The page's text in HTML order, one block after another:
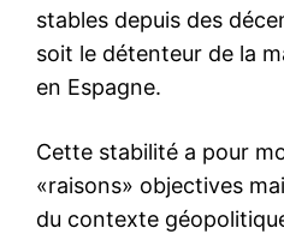
stables depuis des
soit le détenteur de la
en Espagne.
Cette stabilité a pour
«raisons» objectives
du contexte